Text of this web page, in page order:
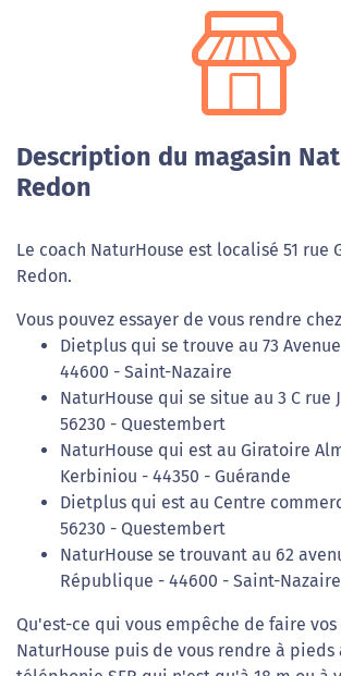
Description du magasin
Redon
Le coach NaturHouse est localisé 51 rue
Redon.
Vous pouvez essayer de vous rendre
Dietplus qui se trouve au 73
44600 - Saint-Nazaire
NaturHouse qui se situe au 3 C rue
56230 - Questembert
NaturHouse qui est au Giratoire
Kerbiniou - 44350 - Guérande
Dietplus qui est au Centre
56230 - Questembert
NaturHouse se trouvant au 62
République - 44600 - Saint-Nazaire
Qu'est-ce qui vous empêche de faire vos
NaturHouse puis de vous rendre à pieds